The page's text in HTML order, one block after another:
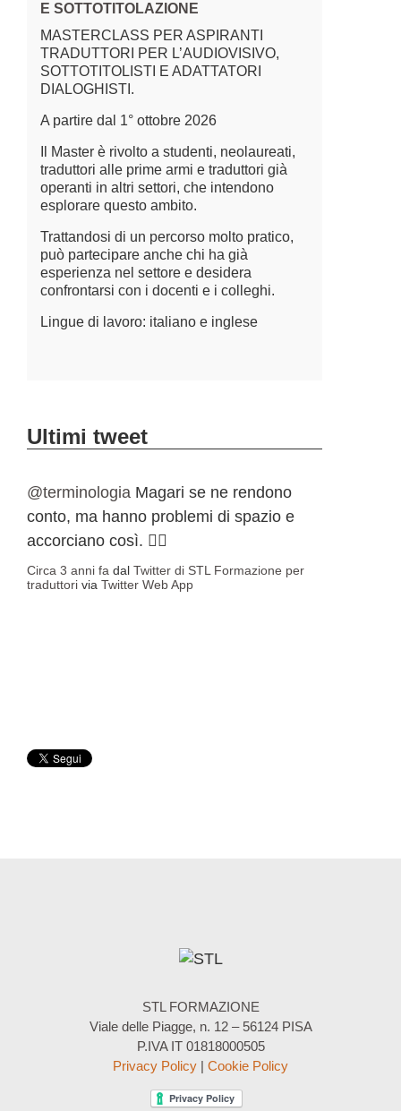
E SOTTOTITOLAZIONE
MASTERCLASS PER ASPIRANTI
TRADUTTORI PER L’AUDIOVISIVO,
SOTTOTITOLISTI E ADATTATORI
DIALOGHISTI.
A partire dal 1° ottobre 2026
Il Master è rivolto a studenti, neolaureati,
traduttori alle prime armi e traduttori già
operanti in altri settori, che intendono
esplorare questo ambito.
Trattandosi di un percorso molto pratico,
può partecipare anche chi ha già
esperienza nel settore e desidera
confrontarsi con i docenti e i colleghi.
Lingue di lavoro: italiano e inglese
Ultimi tweet
@terminologia Magari se ne rendono
conto, ma hanno problemi di spazio e
accorciano così. 🤷‍♀️
Circa 3 anni fa dal Twitter di STL Formazione per
traduttori via Twitter Web App
STL FORMAZIONE
Viale delle Piagge, n. 12 – 56124 PISA
P.IVA IT 01818000505
Privacy Policy | Cookie Policy